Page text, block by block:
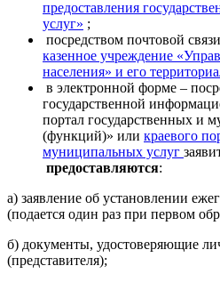
предоставления
услуг» ;
посредством почтовой
казенное учреждение
населения» и его
в электронной форме –
государственной
портал государственных и
(функций)» или краевого
муниципальных услуг
предоставляются:
а) заявление об установлении
(подается один раз при первом
б) документы, удостоверяющие
(представителя);